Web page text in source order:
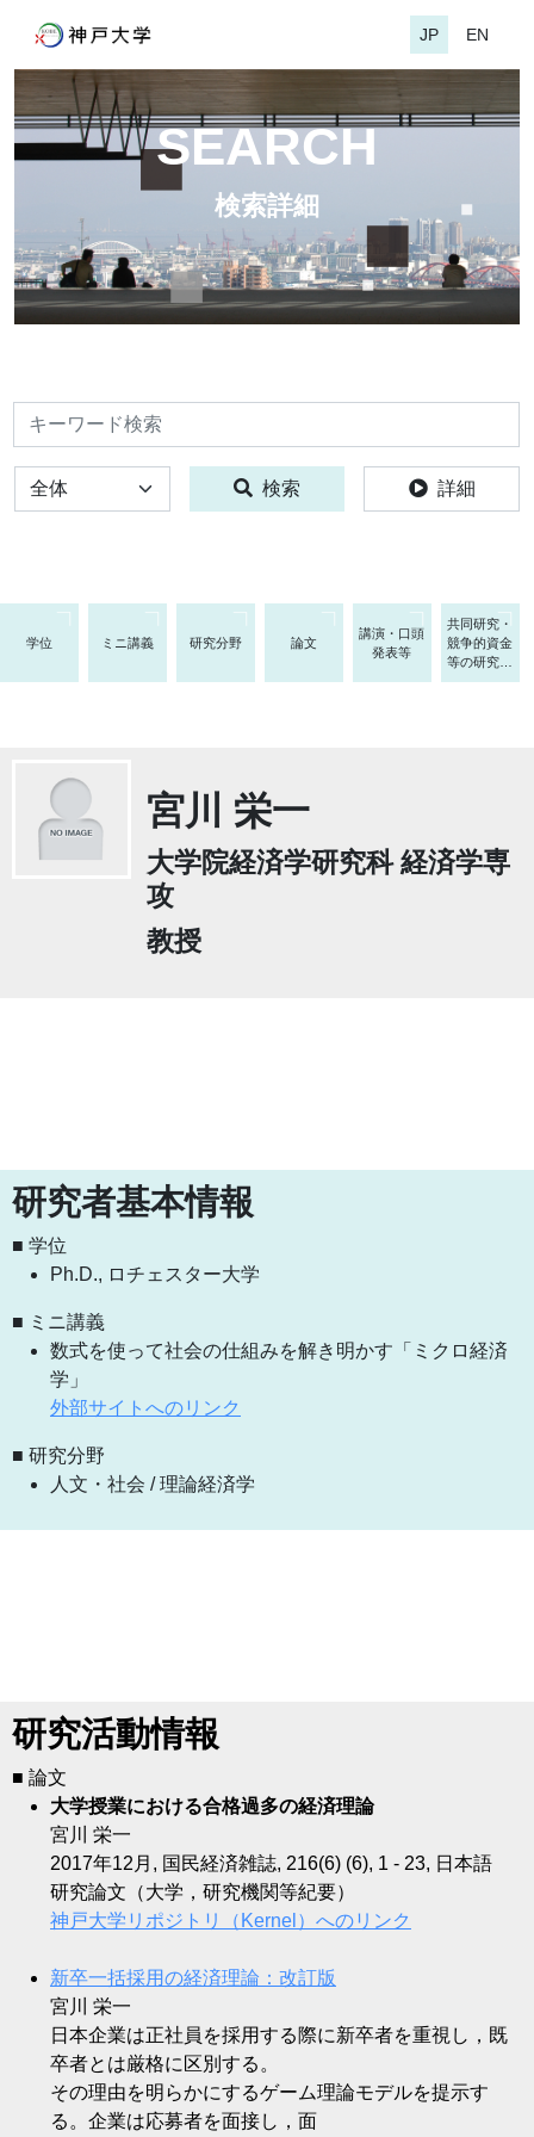
JP EN
SEARCH
検索詳細
検索
全体 検索 詳細
学位 ミニ講義 研究分野 論文
講演・口頭
発表等
共同研究・
競争的資金
等の研究課
題
宮川 栄一
大学院経済学研究科 経済学専
攻
教授
研究者基本情報
■ 学位
Ph.D., ロチェスター大学
■ ミニ講義
数式を使って社会の仕組みを解き明かす「ミクロ経済
学」
外部サイトへのリンク
■ 研究分野
人文・社会 / 理論経済学
研究活動情報
■ 論文
大学授業における合格過多の経済理論
宮川 栄一
2017年12月, 国民経済雑誌, 216(6) (6), 1 - 23, 日本語
研究論文（大学，研究機関等紀要）
神戸大学リポジトリ（Kernel）へのリンク
新卒一括採用の経済理論：改訂版
宮川 栄一
日本企業は正社員を採用する際に新卒者を重視し，既
卒者とは厳格に区別する。
その理由を明らかにするゲーム理論モデルを提示す
る。企業は応募者を面接し，面